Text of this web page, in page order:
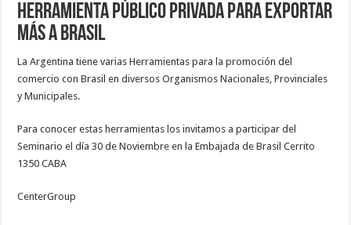
Herramienta Público Privada para Exportar
Más a Brasil
La Argentina tiene varias Herramientas para la promoción del
comercio con Brasil en diversos Organismos Nacionales, Provinciales
y Municipales.
Para conocer estas herramientas los invitamos a participar del
Seminario el día 30 de Noviembre en la Embajada de Brasil Cerrito
1350 CABA
CenterGroup